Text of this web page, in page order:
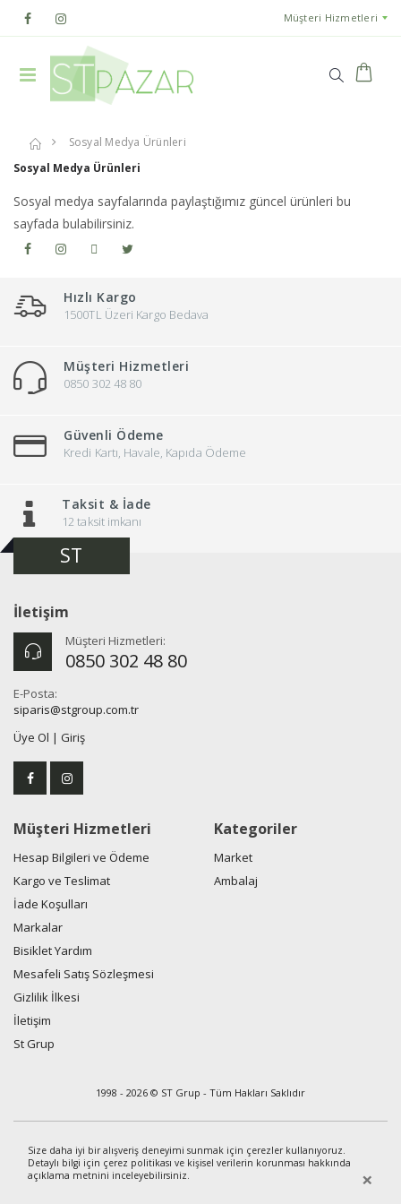
Müşteri Hizmetleri
Sosyal Medya Ürünleri
Sosyal Medya Ürünleri
Sosyal medya sayfalarında paylaştığımız güncel ürünleri bu
sayfada bulabilirsiniz.
Hızlı Kargo
1500TL Üzeri Kargo Bedava
Müşteri Hizmetleri
0850 302 48 80
Güvenli Ödeme
Kredi Kartı, Havale, Kapıda Ödeme
Taksit & İade
12 taksit imkanı
ST
İletişim
Müşteri Hizmetleri:
0850 302 48 80
E-Posta:
siparis@stgroup.com.tr
Üye Ol | Giriş
Müşteri Hizmetleri
Hesap Bilgileri ve Ödeme
Kargo ve Teslimat
İade Koşulları
Markalar
Bisiklet Yardım
Mesafeli Satış Sözleşmesi
Gizlilik İlkesi
İletişim
St Grup
Kategoriler
Market
Ambalaj
1998 - 2026 © ST Grup - Tüm Hakları Saklıdır
Size daha iyi bir alışveriş deneyimi sunmak için çerezler kullanıyoruz.
Detaylı bilgi için çerez politikası ve kişisel verilerin korunması hakkında
açıklama metnini inceleyebilirsiniz. ×